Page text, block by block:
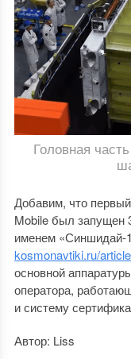
Головная
Добавим, что
Mobile был запущен
именем «Синшидай-
kosmonavtiki.ru/
основной
оператора,
и систему
Автор: Liss